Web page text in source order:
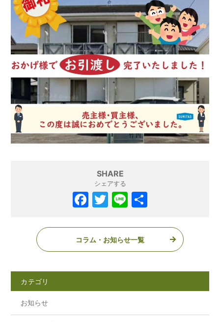
SHARE
シェアする
コラム・お知らせ一覧
カテゴリ
お知らせ